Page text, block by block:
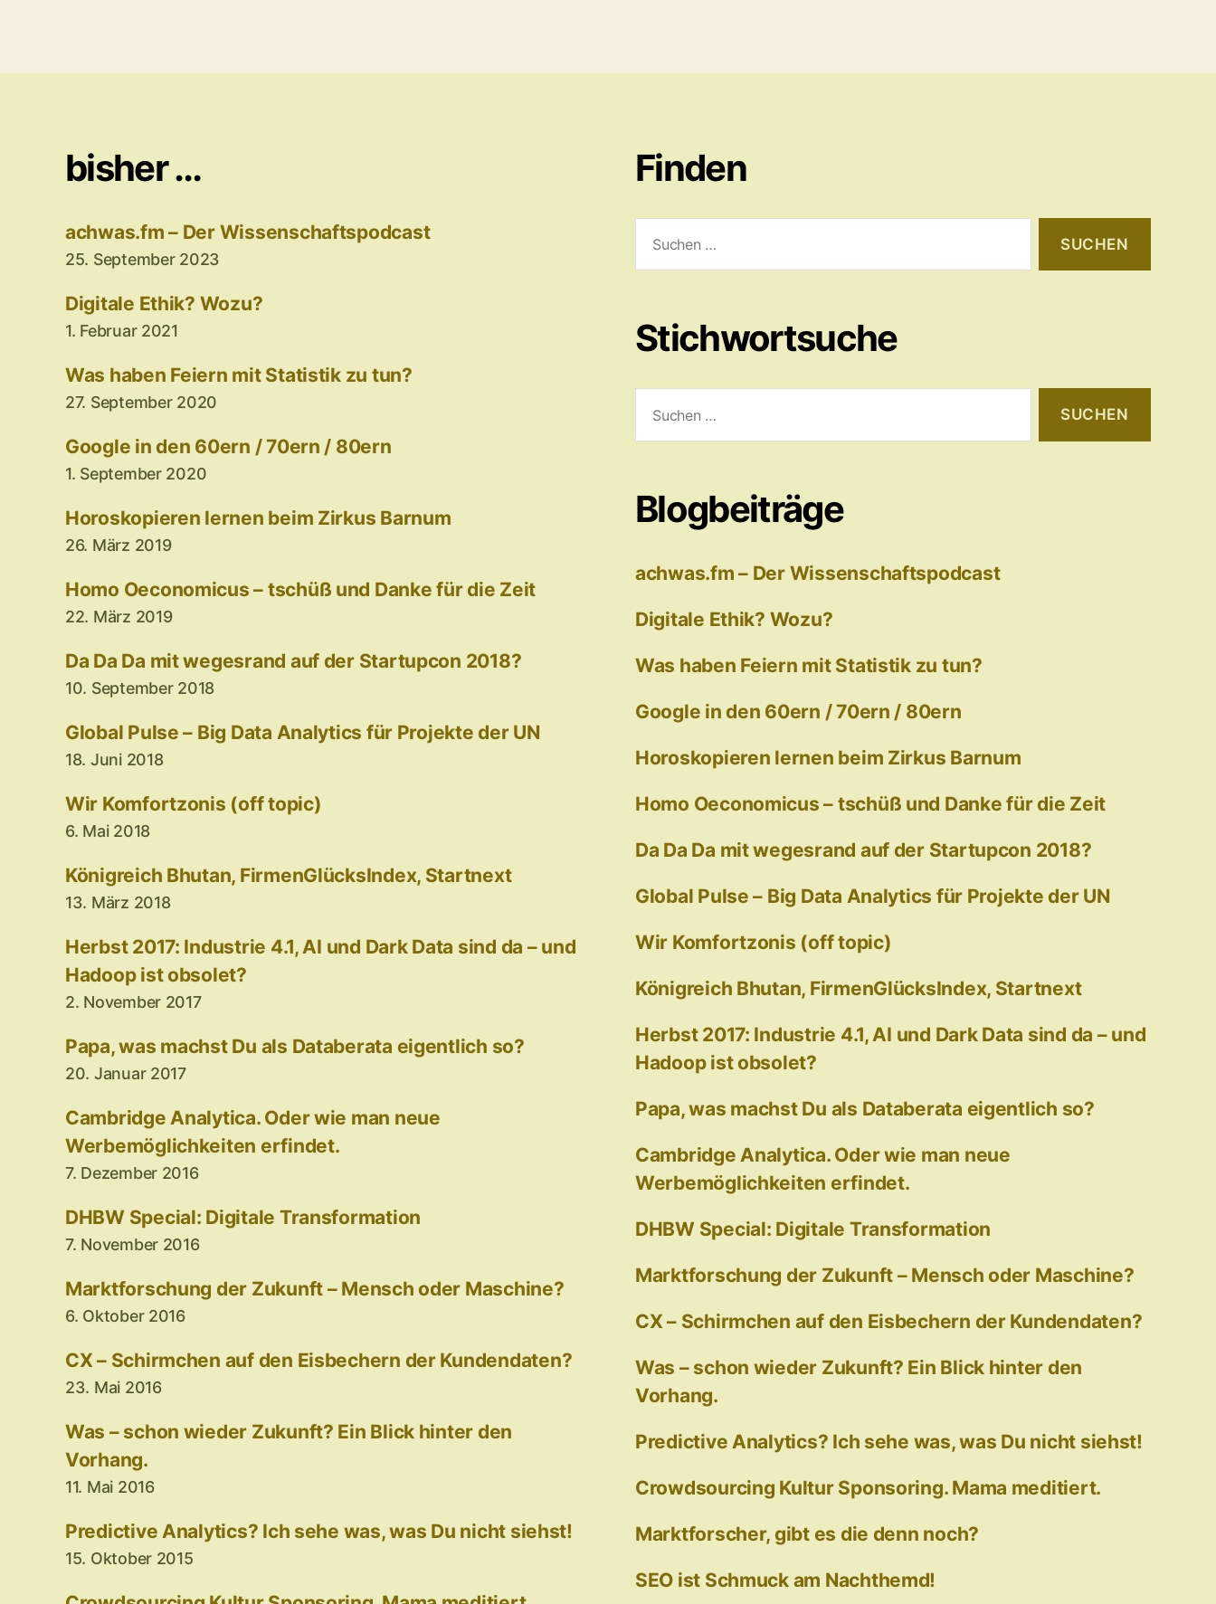
bisher …
achwas.fm – Der Wissenschaftspodcast
25. September 2023
Digitale Ethik? Wozu?
1. Februar 2021
Was haben Feiern mit Statistik zu tun?
27. September 2020
Google in den 60ern / 70ern / 80ern
1. September 2020
Horoskopieren lernen beim Zirkus Barnum
26. März 2019
Homo Oeconomicus – tschüß und Danke für die Zeit
22. März 2019
Da Da Da mit wegesrand auf der Startupcon 2018?
10. September 2018
Global Pulse – Big Data Analytics für Projekte der UN
18. Juni 2018
Wir Komfortzonis (off topic)
6. Mai 2018
Königreich Bhutan, FirmenGlücksIndex, Startnext
13. März 2018
Herbst 2017: Industrie 4.1, AI und Dark Data sind da – und
Hadoop ist obsolet?
2. November 2017
Papa, was machst Du als Databerata eigentlich so?
20. Januar 2017
Cambridge Analytica. Oder wie man neue
Werbemöglichkeiten erfindet.
7. Dezember 2016
DHBW Special: Digitale Transformation
7. November 2016
Marktforschung der Zukunft – Mensch oder Maschine?
6. Oktober 2016
CX – Schirmchen auf den Eisbechern der Kundendaten?
23. Mai 2016
Was – schon wieder Zukunft? Ein Blick hinter den
Vorhang.
11. Mai 2016
Predictive Analytics? Ich sehe was, was Du nicht siehst!
15. Oktober 2015
Finden
nach:
Stichwortsuche
nach:
Blogbeiträge
achwas.fm – Der Wissenschaftspodcast
Digitale Ethik? Wozu?
Was haben Feiern mit Statistik zu tun?
Google in den 60ern / 70ern / 80ern
Horoskopieren lernen beim Zirkus Barnum
Homo Oeconomicus – tschüß und Danke für die Zeit
Da Da Da mit wegesrand auf der Startupcon 2018?
Global Pulse – Big Data Analytics für Projekte der UN
Wir Komfortzonis (off topic)
Königreich Bhutan, FirmenGlücksIndex, Startnext
Herbst 2017: Industrie 4.1, AI und Dark Data sind da – und
Hadoop ist obsolet?
Papa, was machst Du als Databerata eigentlich so?
Cambridge Analytica. Oder wie man neue
Werbemöglichkeiten erfindet.
DHBW Special: Digitale Transformation
Marktforschung der Zukunft – Mensch oder Maschine?
CX – Schirmchen auf den Eisbechern der Kundendaten?
Was – schon wieder Zukunft? Ein Blick hinter den
Vorhang.
Predictive Analytics? Ich sehe was, was Du nicht siehst!
Crowdsourcing Kultur Sponsoring. Mama meditiert.
Marktforscher, gibt es die denn noch?
SEO ist Schmuck am Nachthemd!